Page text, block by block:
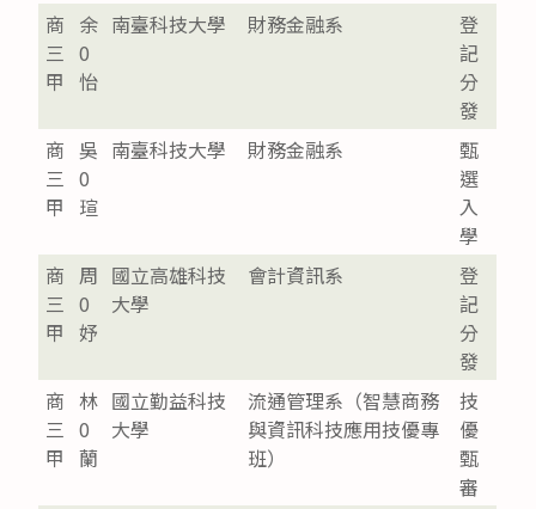
商
三
甲
余
0
怡
南臺科技大學 財務金融系
登
記
分
發
商
三
甲
吳
0
瑄
南臺科技大學 財務金融系
甄
選
入
學
商
三
甲
周
0
妤
國立高雄科技
大學
會計資訊系
登
記
分
發
商
三
甲
林
0
蘭
國立勤益科技
大學
流通管理系（智慧商務
與資訊科技應用技優專
班）
技
優
甄
審